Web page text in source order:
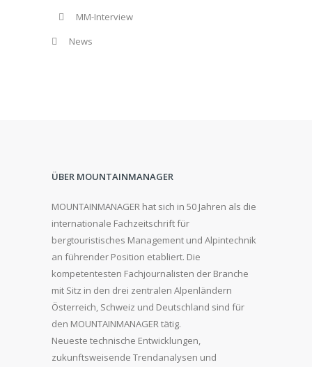
MM-Interview
News
ÜBER MOUNTAINMANAGER
MOUNTAINMANAGER hat sich in 50 Jahren als die
internationale Fachzeitschrift für
bergtouristisches Management und Alpintechnik
an führender Position etabliert. Die
kompetentesten Fachjournalisten der Branche
mit Sitz in den drei zentralen Alpenländern
Österreich, Schweiz und Deutschland sind für
den MOUNTAINMANAGER tätig.
Neueste technische Entwicklungen,
zukunftsweisende Trendanalysen und